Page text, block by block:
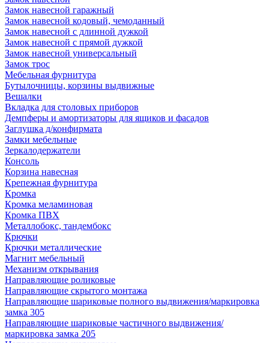
Замок навесной гаражный
Замок навесной кодовый, чемоданный
Замок навесной с длинной дужкой
Замок навесной с прямой дужкой
Замок навесной универсальный
Замок трос
Мебельная фурнитура
Бутылочницы, корзины выдвижные
Вешалки
Вкладка для столовых приборов
Демпферы и амортизаторы для ящиков и фасадов
Заглушка д/конфирмата
Замки мебельные
Зеркалодержатели
Консоль
Корзина навесная
Крепежная фурнитура
Кромка
Кромка меламиновая
Кромка ПВХ
Металлобокс, тандембокс
Крючки
Крючки металлические
Магнит мебельный
Механизм открывания
Направляющие роликовые
Направляющие скрытого монтажа
Направляющие шариковые полного выдвижения/маркировка
замка 305
Направляющие шариковые частичного выдвижения/
маркировка замка 205